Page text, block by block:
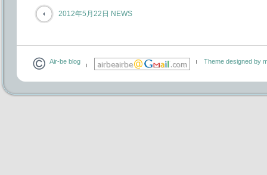
2012年5月22日 NEWS
Air-be blog Theme designed by